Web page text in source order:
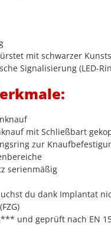
mit schwarzer
Signalisierung (LED-
mit Schließbart
zur
serienmäßig
du dank Implantat
und geprüft nach EN